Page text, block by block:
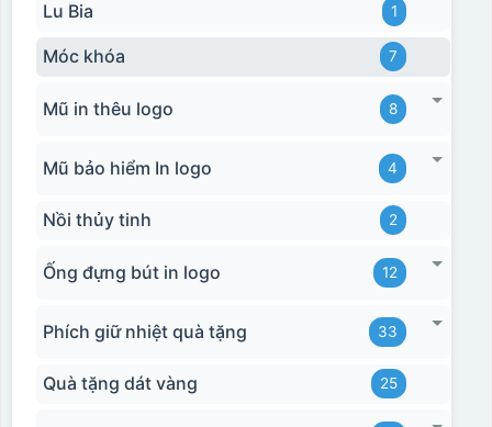
Lu Bia 1
Móc khóa 7
Mũ in thêu logo 8
Mũ bảo hiểm In logo 4
Nồi thủy tinh 2
Ống đựng bút in logo 12
Phích giữ nhiệt quà tặng 33
Quà tặng dát vàng 25